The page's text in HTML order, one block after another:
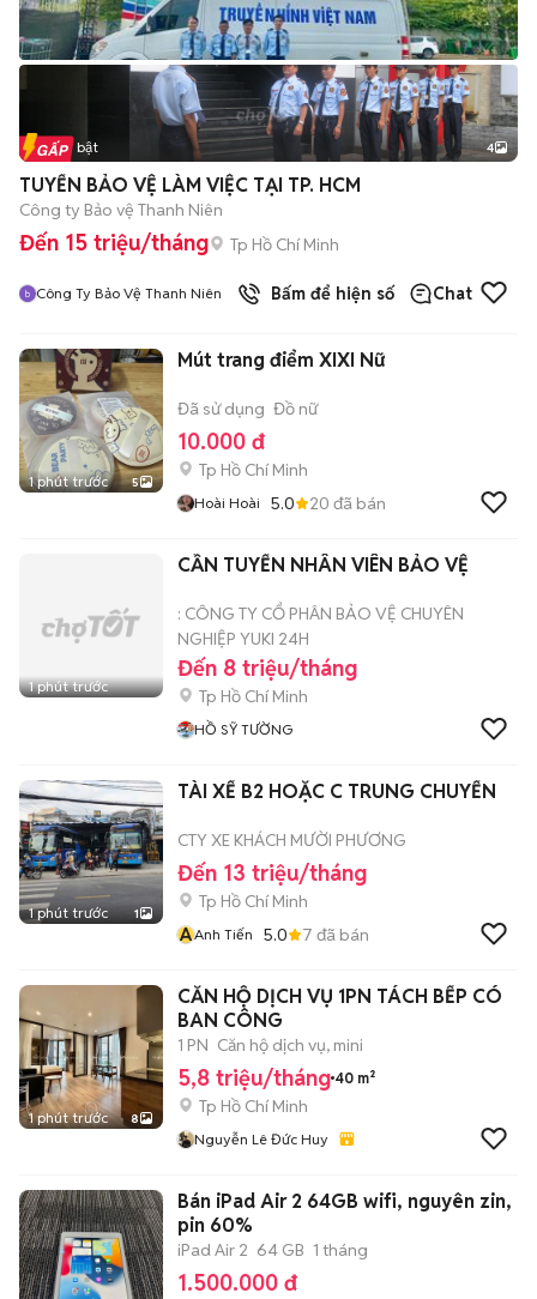
Tin nổi bật 4
TUYỂN BẢO VỆ LÀM VIỆC TẠI TP. HCM
Công ty Bảo vệ Thanh Niên
Đến 15 triệu/tháng Tp Hồ Chí Minh
Công Ty Bảo Vệ Thanh Niên Bấm để hiện số Chat
1 phút trước 5
Mút trang điểm XIXI Nữ
Đã sử dụng Đồ nữ
10.000 đ
Tp Hồ Chí Minh
Hoài Hoài 5.0 20 đã bán
1 phút trước
CẦN TUYỂN NHÂN VIÊN BẢO VỆ
: CÔNG TY CỔ PHÂN BẢO VỆ CHUYÊN
NGHIỆP YUKI 24H
Đến 8 triệu/tháng
Tp Hồ Chí Minh
HỒ SỸ TƯỜNG
1 phút trước 1
TÀI XẾ B2 HOẶC C TRUNG CHUYỂN
CTY XE KHÁCH MƯỜI PHƯƠNG
Đến 13 triệu/tháng
Tp Hồ Chí Minh
AAnh Tiến 5.0 7 đã bán
1 phút trước 8
CĂN HỘ DỊCH VỤ 1PN TÁCH BẾP CÓ
BAN CÔNG
1 PN Căn hộ dịch vụ, mini
5,8 triệu/tháng 40 m²
Tp Hồ Chí Minh
Nguyễn Lê Đức Huy
Bán iPad Air 2 64GB wifi, nguyên zin,
pin 60%
iPad Air 2 64 GB 1 tháng
1.500.000 đ